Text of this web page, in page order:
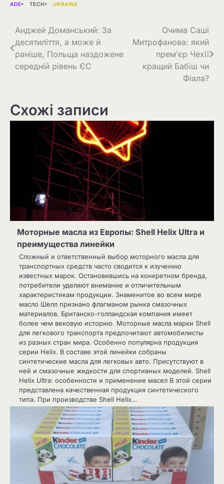
ADS TECH UKRAINE
Навігація
записів
Анджей Доманський: За
десятиліття, а може й
раніше, Польща наздожене
середній рівень ЄС
Очима Саші
Митрофанова: який
прем’єр Чехії
кращий Бабіш чи
Фіала?
Схожі записи
Моторные масла из Европы: Shell Helix Ultra и
преимущества линейки
Сложный и ответственный выбор моторного масла для
транспортных средств часто сводится к изучению
известных марок. Остановившись на конкретном бренда,
потребители уделяют внимание и отличительным
характеристикам продукции. Знаменитое во всем мире
масло Шелл признано флагманом рынка смазочных
материалов. Британско-голландская компания имеет
более чем вековую историю. Моторные масла марки Shell
для легкового транспорта предпочитают автомобилисты
из разных стран мира. Особенно популярна продукция
серии Helix. В составе этой линейки собраны
синтетические масла для легковых авто. Присутствуют в
ней и смазочные жидкости для спортивных моделей. Shell
Helix Ultra: особенности и применение масел В этой серии
представлена качественная продукция синтетического
типа. При производстве Shell Helix…